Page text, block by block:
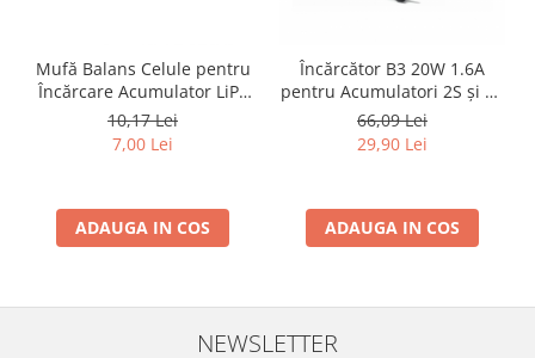
Mufă Balans Celule pentru
Încărcare Acumulator LiPo
4S – Compatibilă cu Imax
B6, Conector JST-XH, Cablu
22AWG 20cm
10,17 Lei
7,00 Lei
ADAUGA IN COS
Încărcător B3 20W 1.6A
pentru Acumulatori 2S și 3S
cu Echilibrare Celule
66,09 Lei
29,90 Lei
ADAUGA IN COS
NEWSLETTER